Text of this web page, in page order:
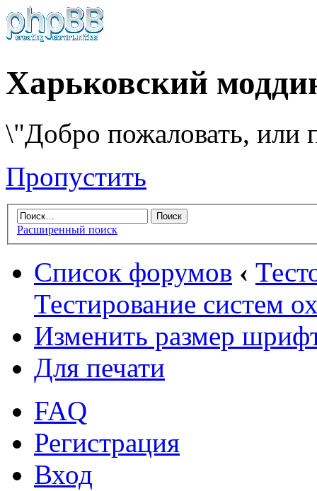
Харьковский
\"Добро пожаловать, или
Пропустить
Расширенный поиск
Список форумов ‹
Тестирование систем
Изменить размер
Для печати
FAQ
Регистрация
Вход